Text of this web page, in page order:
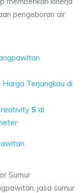
pengeboran air
Terjangkau di
S di
Sumur
jasa sumur